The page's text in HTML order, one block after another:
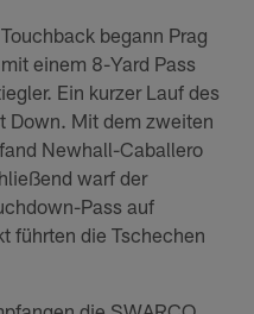
begann Prag
einem 8-Yard Pass
Ein kurzer Lauf des
Down. Mit dem zweiten
Newhall-Caballero
warf der
Pass auf
führten die Tschechen